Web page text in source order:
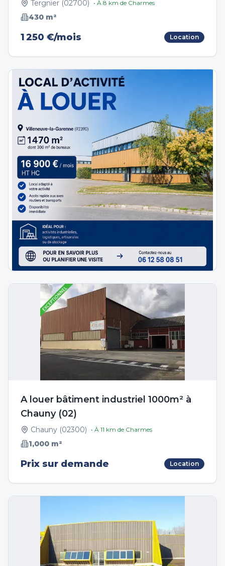
Tergnier (02700) • À 8 km de Charmes
430 m²
1 250 €/mois Location
A louer bâtiment industriel 1000m² à
Chauny (02)
Chauny (02300) • À 11 km de Charmes
1,000 m²
Prix sur demande Location